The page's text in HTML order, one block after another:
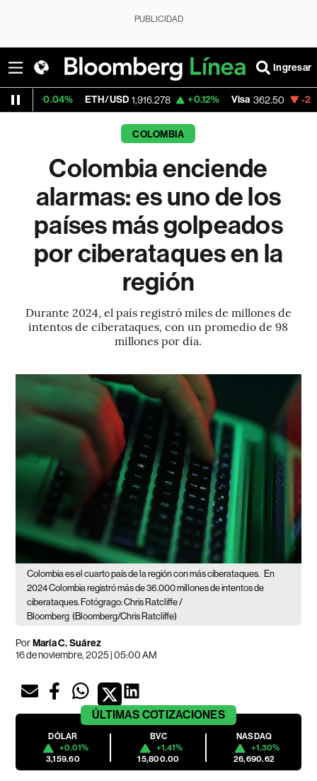
PUBLICIDAD
Ingresar
ETH/USD 1,916.278 +0.12% Visa 362.50 -2.15%
COLOMBIA
Colombia enciende
alarmas: es uno de los
países más golpeados
por ciberataques en la
región
Durante 2024, el país registró miles de millones de
intentos de ciberataques, con un promedio de 98
millones por día.
Colombia es el cuarto país de la región con más ciberataques. En
2024 Colombia registró más de 36.000 millones de intentos de
ciberataques. Fotógrago: Chris Ratcliffe /
Bloomberg (Bloomberg/Chris Ratcliffe)
PorMaría C. Suárez
16 de noviembre, 2025 | 05:00 AM
ÚLTIMAS COTIZACIONES
DÓLAR
+0.01%
3,159.60
BVC
+1.41%
15,800.00
NASDAQ
+1.30%
26,690.62